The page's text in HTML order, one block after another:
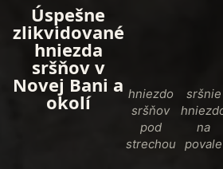
Úspešne
zlikvidované
hniezda
sršňov v
Novej Bani a
okolí
hniezdo
sršňov
pod
strechou
sršnie
na
povale